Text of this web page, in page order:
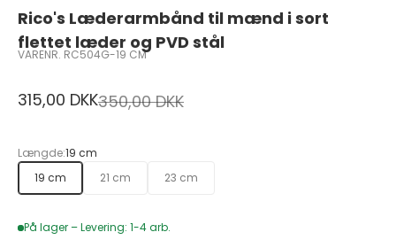
Rico's Læderarmbånd til mænd i sort
flettet læder og PVD stål
VARENR. RC504G-19 CM
Salgspris
315,00 DKKNormalpris
350,00 DKK
Længde:19 cm
19 cm
21 cm 23 cm
På lager – Levering: 1-4 arb.